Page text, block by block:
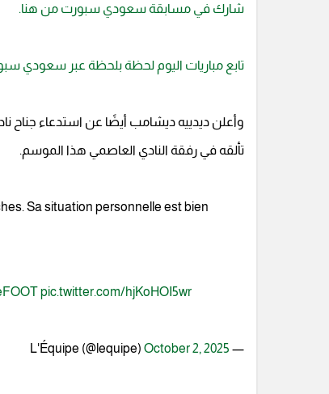
شارك في مسابقة سعودي سبورت من هنا.
تابع مباريات اليوم لحظة بلحظة عبر سعودي
وأعلن ديدييه ديشامب أيضًا عن استدعاء جناح
تألقه في رفقة النادي العاصمي هذا الموسم.
Sa situation personnelle est bien
pic.twitter.com/hjKoHOI5wr
— L'Équipe (@lequipe)
October 2, 2025